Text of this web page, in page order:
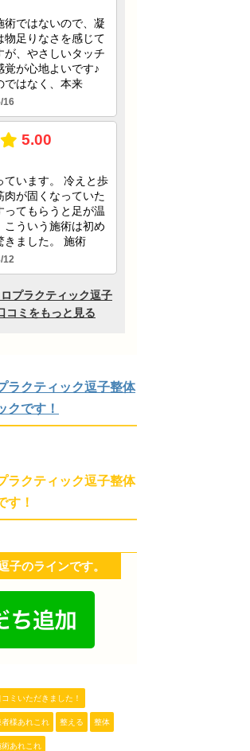
ラクティック逗子整体
クです！
ラクティック逗子整体
す！
子のラインです。
コミいただきました！
者様あれこれ 整える 整体
術あれこれ